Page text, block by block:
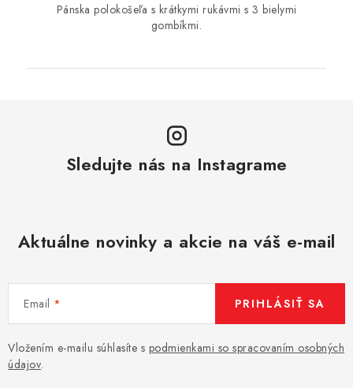
Pánska polokošeľa s krátkymi rukávmi s 3 bielymi
gombíkmi.
Sledujte nás na Instagrame
Aktuálne novinky a akcie na váš e-mail
Email
Vložením e-mailu súhlasíte s podmienkami so spracovaním osobných
údajov.
PRIHLÁSIŤ SA